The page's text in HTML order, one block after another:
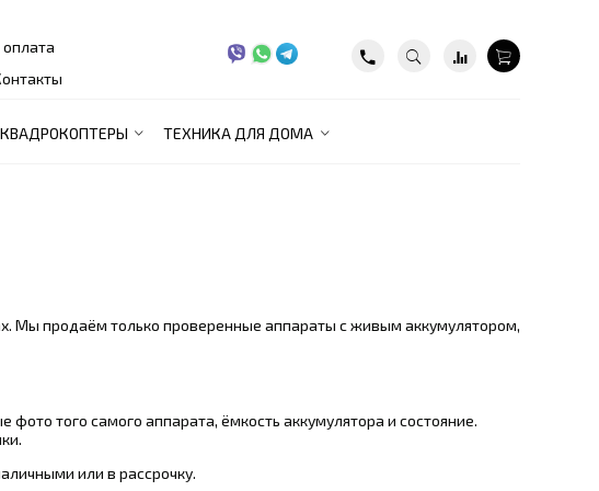
КВАДРОКОПТЕРЫ ТЕХНИКА ДЛЯ ДОМА
Мы продаём только проверенные аппараты с живым аккумулятором,
того самого аппарата, ёмкость аккумулятора и состояние.
или в рассрочку.